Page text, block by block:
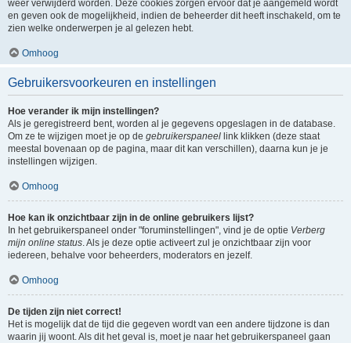
weer verwijderd worden. Deze cookies zorgen ervoor dat je aangemeld wordt
en geven ook de mogelijkheid, indien de beheerder dit heeft inschakeld, om te
zien welke onderwerpen je al gelezen hebt.
Omhoog
Gebruikersvoorkeuren en instellingen
Hoe verander ik mijn instellingen?
Als je geregistreerd bent, worden al je gegevens opgeslagen in de database.
Om ze te wijzigen moet je op de gebruikerspaneel link klikken (deze staat
meestal bovenaan op de pagina, maar dit kan verschillen), daarna kun je je
instellingen wijzigen.
Omhoog
Hoe kan ik onzichtbaar zijn in de online gebruikers lijst?
In het gebruikerspaneel onder "foruminstellingen", vind je de optie Verberg
mijn online status. Als je deze optie activeert zul je onzichtbaar zijn voor
iedereen, behalve voor beheerders, moderators en jezelf.
Omhoog
De tijden zijn niet correct!
Het is mogelijk dat de tijd die gegeven wordt van een andere tijdzone is dan
waarin jij woont. Als dit het geval is, moet je naar het gebruikerspaneel gaan